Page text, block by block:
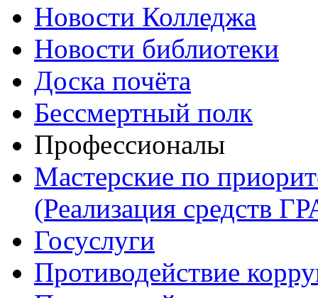
Новости Колледжа
Новости библиотеки
Доска почёта
Бессмертный полк
Профессионалы
Мастерские по
(Реализация средств
Госуслуги
Противодействие